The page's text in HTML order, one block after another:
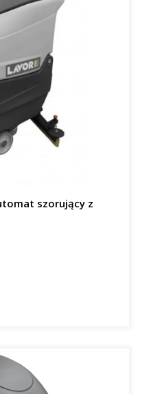
szorujący z